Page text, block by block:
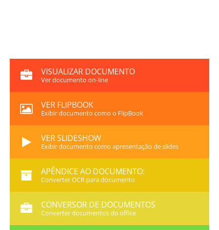
VISUALIZAR DOCUMENTO
Ver documento on-line
VER FLIPBOOK
Exibir documento como o FlipBook
VER SLIDESHOW
Exibir documento como apresentação de slides
APÊNDICE AO DOCUMENTO:
Converter OCR para documento
CONVERSOR DE DOCUMENTOS
Converter documentos do office